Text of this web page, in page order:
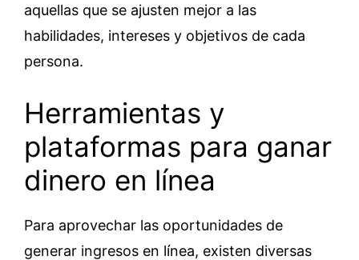
aquellas que se ajusten mejor a las
habilidades, intereses y objetivos de cada
persona.
Herramientas y
plataformas para ganar
dinero en línea
Para aprovechar las oportunidades de
generar ingresos en línea, existen diversas